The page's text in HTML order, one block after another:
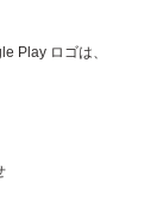
Play ロゴは、